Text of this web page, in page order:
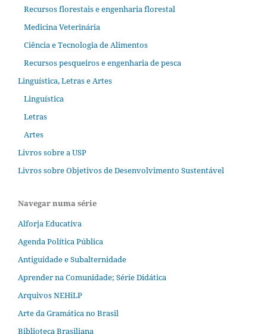
Recursos florestais e engenharia florestal
Medicina Veterinária
Ciência e Tecnologia de Alimentos
Recursos pesqueiros e engenharia de pesca
Linguística, Letras e Artes
Linguística
Letras
Artes
Livros sobre a USP
Livros sobre Objetivos de Desenvolvimento Sustentável
Navegar numa série
Alforja Educativa
Agenda Política Pública
Antiguidade e Subalternidade
Aprender na Comunidade; Série Didática
Arquivos NEHiLP
Arte da Gramática no Brasil
Biblioteca Brasiliana